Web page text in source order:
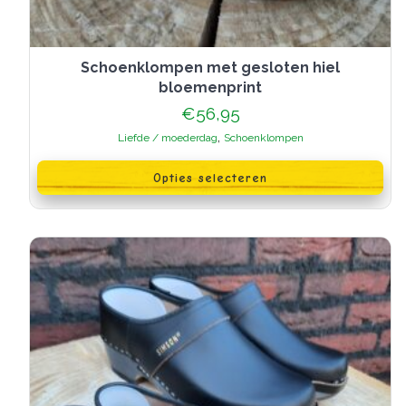
Schoenklompen met gesloten hiel
bloemenprint
€56,95
Liefde / moederdag, Schoenklompen
Opties selecteren
product
heeft
meerdere
variaties.
optie
kan
gekozen
worden
op
de
productpagina